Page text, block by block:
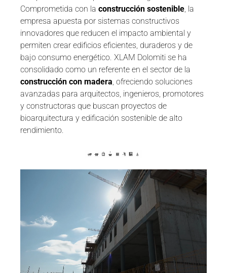
Comprometida con la construcción sostenible , la
empresa apuesta por sistemas constructivos
innovadores que reducen el impacto ambiental y
permiten crear edificios eficientes, duraderos y de
bajo consumo energético. XLAM Dolomiti se ha
consolidado como un referente en el sector de la
construcción con madera , ofreciendo soluciones
avanzadas para arquitectos, ingenieros, promotores
y constructoras que buscan proyectos de
bioarquitectura y edificación sostenible de alto
rendimiento.